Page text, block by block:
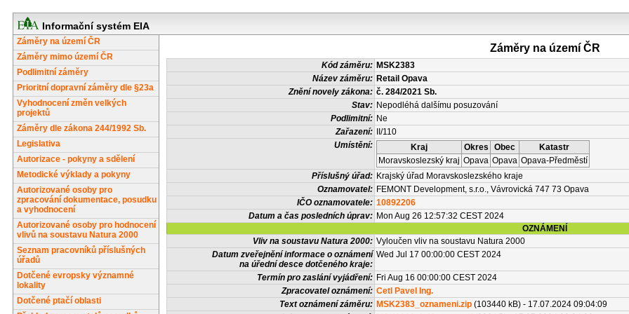
Informační systém EIA
Záměry na území ČR
Záměry mimo území ČR
Podlimitní záměry
Prioritní dopravní záměry dle §23a
Vyhodnocení změn velkých
projektů
Záměry dle zákona 244/1992 Sb.
Legislativa
Autorizace - pokyny a sdělení
Metodické výklady a pokyny
Autorizované osoby pro
zpracování dokumentace, posudku
a vyhodnocení
Autorizované osoby pro hodnocení
vlivů na soustavu Natura 2000
Seznam pracovníků příslušných
úřadů
Dotčené evropsky významné
lokality
Dotčené ptačí oblasti
Záměry na území ČR
Kód záměru: MSK2383
Název záměru: Retail Opava
Znění novely zákona: č. 284/2021 Sb.
Stav: Nepodléhá dalšímu posuzování
Podlimitní: Ne
Zařazení:
II/110
Umístění:
Kraj Okres Obec
Katastr
Moravskoslezský kraj Opava Opava Opava-Předměstí
Příslušný úřad: Krajský úřad Moravskoslezského kraje
Oznamovatel: FEMONT Development, s.r.o., Vávrovická 747 73 Opava
IČO oznamovatele: 10892206
Datum a čas posledních úprav: Mon Aug 26 12:57:32 CEST 2024
OZNÁMENÍ
Vliv na soustavu Natura 2000: Vyloučen vliv na soustavu Natura 2000
Datum zveřejnění informace o oznámení
na úřední desce dotčeného kraje:
Wed Jul 17 00:00:00 CEST 2024
Termín pro zaslání vyjádření: Fri Aug 16 00:00:00 CEST 2024
Zpracovatel oznámení: Cetl Pavel Ing.
Text oznámení záměru: MSK2383_oznameni.zip (103440 kB) - 17.07.2024 09:04:09